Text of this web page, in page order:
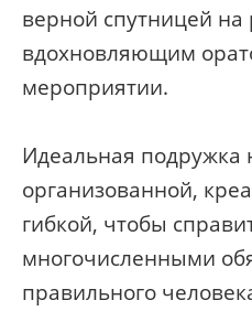
верной спутницей на
вдохновляющим
мероприятии.
Идеальная подружка
организованной,
гибкой, чтобы
многочисленными
правильного